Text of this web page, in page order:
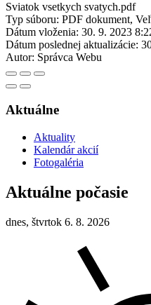
Sviatok vsetkych svatych.pdf
Typ súboru: PDF dokument,
Dátum vloženia: 30. 9. 2023
Dátum poslednej aktualizácie:
Autor: Správca Webu
Aktuálne
Aktuality
Kalendár akcií
Fotogaléria
Aktuálne počasie
dnes, štvrtok 6. 8. 2026